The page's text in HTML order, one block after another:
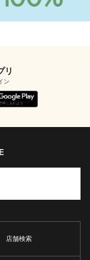
リ
ン
店舗検索